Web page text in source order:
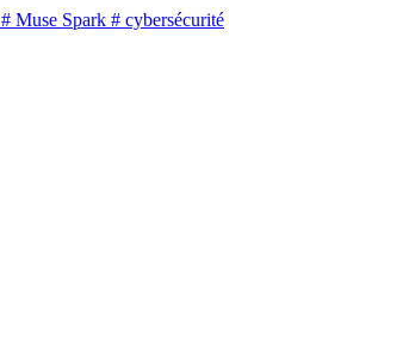
# Muse Spark # cybersécurité